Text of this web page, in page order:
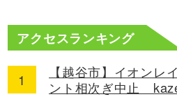
アクセスランキング
【越谷市】イオンレ
ント相次ぎ中止